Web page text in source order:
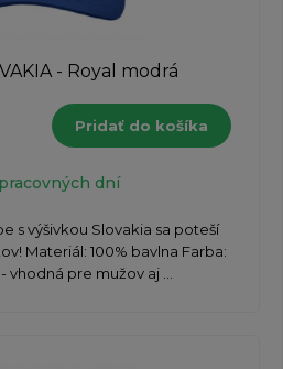
- Royal modrá
Pridať do košíka
dní
s výšivkou Slovakia sa poteší
Materiál: 100% bavlna Farba:
vhodná pre mužov aj ...